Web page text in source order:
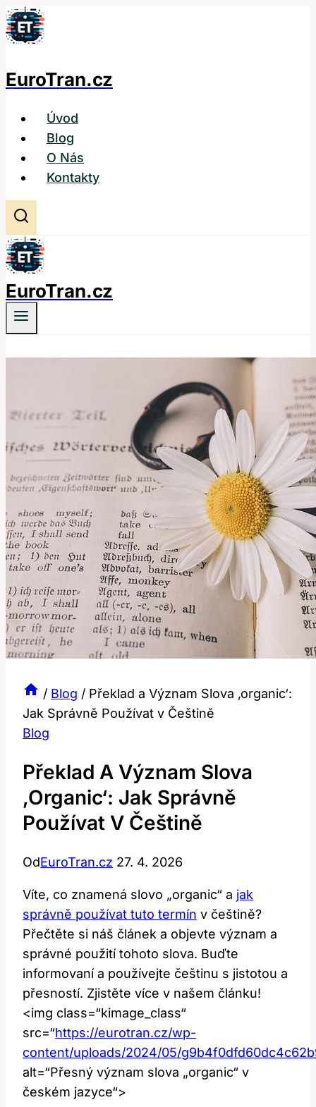
Přeskočit
na
EuroTran.cz
Úvod
Blog
O Nás
Kontakty
EuroTran.cz
/ Blog / Překlad a Význam Slova ‚organic‘:
Jak Správně Používat v Češtině
Blog
Překlad A Význam Slova
‚organic‘: Jak Správně
Používat V Češtině
OdEuroTran.cz 27. 4. 2026
Víte, co znamená slovo „organic“ a jak
správně používat tuto termín v češtině?
Přečtěte si náš článek a objevte význam a
správné použití tohoto slova. Buďte
informovaní a používejte češtinu s jistotou a
přesností. Zjistěte více v našem článku!
<img class=“kimage_class“
src=“https://eurotran.cz/wp-
content/uploads/2024/05/
alt=“Přesný význam slova „organic“ v
českém jazyce“>